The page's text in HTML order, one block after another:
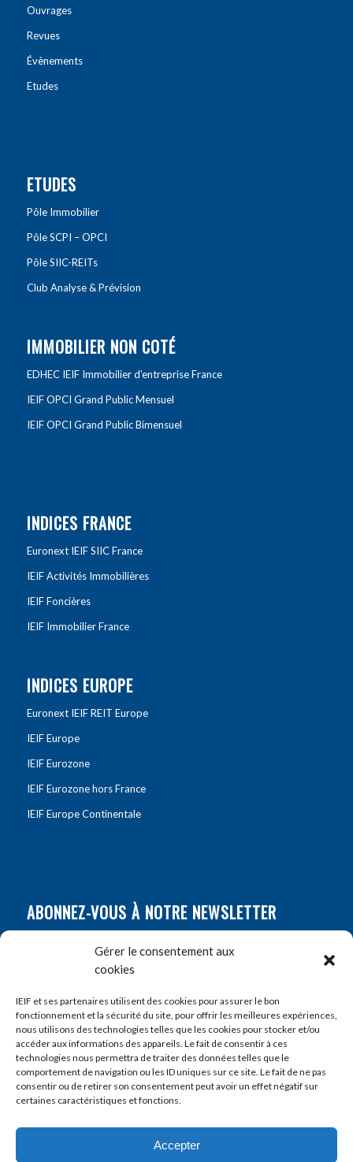
Gérer le consentement aux
cookies
IEIF et ses partenaires utilisent des cookies pour assurer le bon
fonctionnement et la sécurité du site, pour offrir les meilleures expériences,
nous utilisons des technologies telles que les cookies pour stocker et/ou
accéder aux informations des appareils. Le fait de consentir à ces
technologies nous permettra de traiter des données telles que le
comportement de navigation ou les ID uniques sur ce site. Le fait de ne pas
consentir ou de retirer son consentement peut avoir un effet négatif sur
certaines caractéristiques et fonctions.
Accepter
Ouvrages
Revues
Évènements
Etudes
ETUDES
Pôle Immobilier
Pôle SCPI – OPCI
Pôle SIIC-REITs
Club Analyse & Prévision
IMMOBILIER NON COTÉ
EDHEC IEIF Immobilier d’entreprise France
IEIF OPCI Grand Public Mensuel
IEIF OPCI Grand Public Bimensuel
INDICES FRANCE
Euronext IEIF SIIC France
IEIF Activités Immobilières
IEIF Foncières
IEIF Immobilier France
INDICES EUROPE
Euronext IEIF REIT Europe
IEIF Europe
IEIF Eurozone
IEIF Eurozone hors France
IEIF Europe Continentale
ABONNEZ-VOUS À NOTRE NEWSLETTER
Prénom*
E-mail*